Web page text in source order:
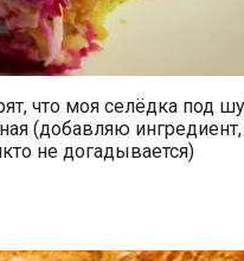
что моя селёдка под
(добавляю
не догадывается)